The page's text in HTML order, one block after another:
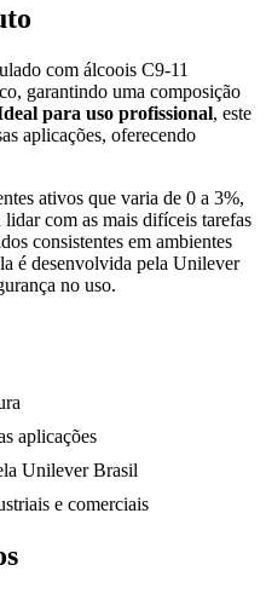
com álcoois C9-11
garantindo uma composição
para uso profissional, este
aplicações, oferecendo
ativos que varia de 0 a 3%,
com as mais difíceis tarefas
consistentes em ambientes
é desenvolvida pela Unilever
no uso.
aplicações
Unilever Brasil
e comerciais